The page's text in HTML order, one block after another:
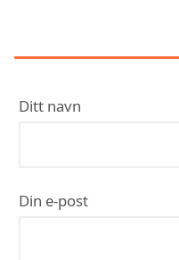
Ditt navn
Din e-post